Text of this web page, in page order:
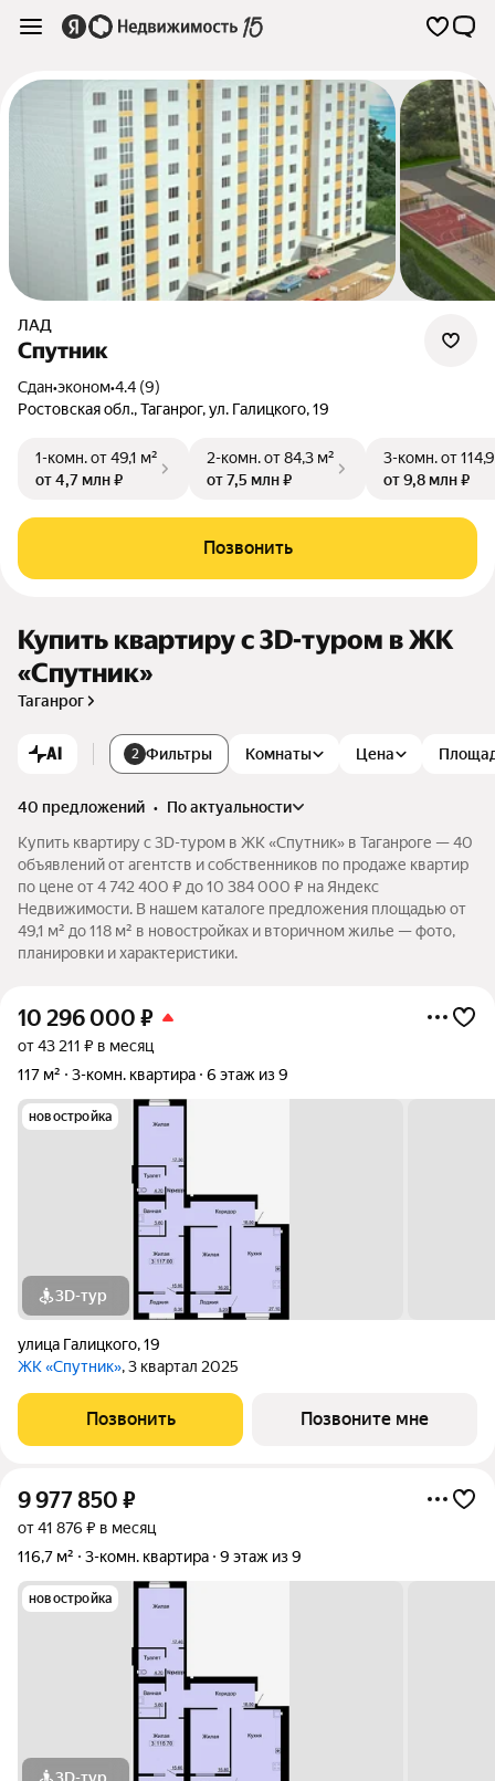
ЛАД
Спутник
Сдан•эконом•4.4 (9)
Ростовская обл.,Таганрог,ул. Галицкого,19
1-комн.от 49,1 м²
от 4,7 млн ₽
2-комн.от 84,3 м²
от 7,5 млн ₽
3-комн.от
от 9,8 млн ₽
Позвонить
Купить квартиру c 3D-туром в ЖК
«Спутник»
Таганрог
AI 2 Фильтры Комнаты Цена
40 предложений •
по актуальности
Купить квартиру c 3D-туром в ЖК «Спутник» в Таганроге — 40
объявлений от агентств и собственников по продаже квартир
по цене от 4 742 400 ₽ до 10 384 000 ₽ на Яндекс
Недвижимости. В нашем каталоге предложения площадью от
49,1 м² до 118 м² в новостройках и вторичном жилье — фото,
планировки и характеристики.
10 296 000 ₽
от 43 211 ₽ в месяц
117 м²
3-комн. квартира 6 этаж из 9
новостройка
3D-тур
улица Галицкого,19
ЖК «Спутник», 3 квартал 2025
Позвонить Позвоните мне
9 977 850 ₽
от 41 876 ₽ в месяц
116,7 м²
3-комн. квартира 9 этаж из 9
новостройка